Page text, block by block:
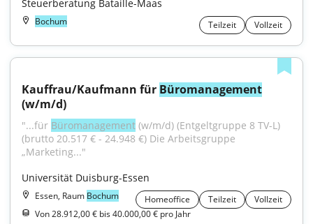
Steuerberatung Bataille-Maas
Bochum Teilzeit Vollzeit
Kauffrau/Kaufmann für Büromanagement
(w/m/d)
"...für Büromanagement (w/m/d) (Entgeltgruppe 8 TV-L)
(brutto 20.517 € - 24.948 €) Die Arbeitsgruppe
„Marketing..."
Universität Duisburg-Essen
Essen, Raum Bochum Homeoffice Teilzeit
Vollzeit
Von 28.912,00 € bis 40.000,00 € pro Jahr